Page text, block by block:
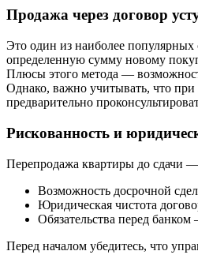
Продажа через договор
Это один из наиболее популярных
определенную сумму новому
Плюсы этого метода —
Однако, важно учитывать, что при
предварительно
Рискованность и
Перепродажа квартиры до сдачи —
Возможность досрочной
Юридическая чистота
Обязательства перед
Перед началом убедитесь, что